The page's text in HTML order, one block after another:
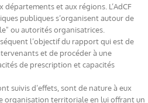
départements et aux régions. L’AdCF
publiques s’organisent autour de
ou autorités organisatrices.
l’objectif du rapport qui est de
et de procéder à une
de prescription et capacités
suivis d’effets, sont de nature à eux
organisation territoriale en lui offrant un